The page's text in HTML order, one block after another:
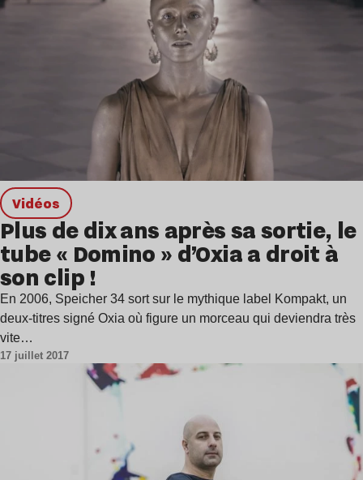
Vidéos
Plus de dix ans après sa sortie, le
tube « Domino » d’Oxia a droit à
son clip !
En 2006, Speicher 34 sort sur le mythique label Kompakt, un
deux-titres signé Oxia où figure un morceau qui deviendra très
vite…
17 juillet 2017